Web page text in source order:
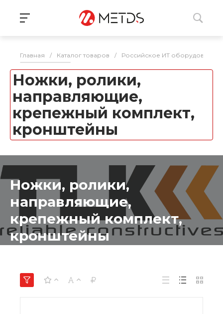
Главная / Каталог товаров / Российское ИТ оборудование
Ножки, ролики,
направляющие,
крепежный комплект,
кронштейны
Ножки, ролики,
направляющие,
крепежный комплект,
кронштейны